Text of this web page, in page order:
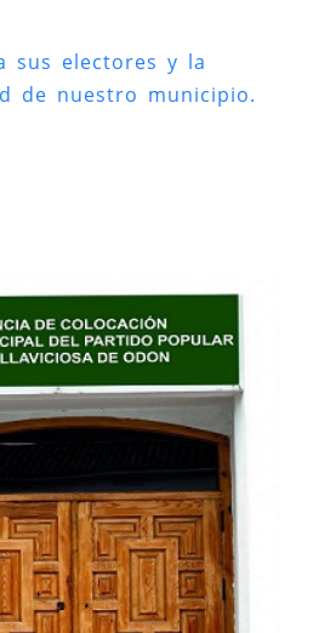
sus electores y la
de nuestro municipio.